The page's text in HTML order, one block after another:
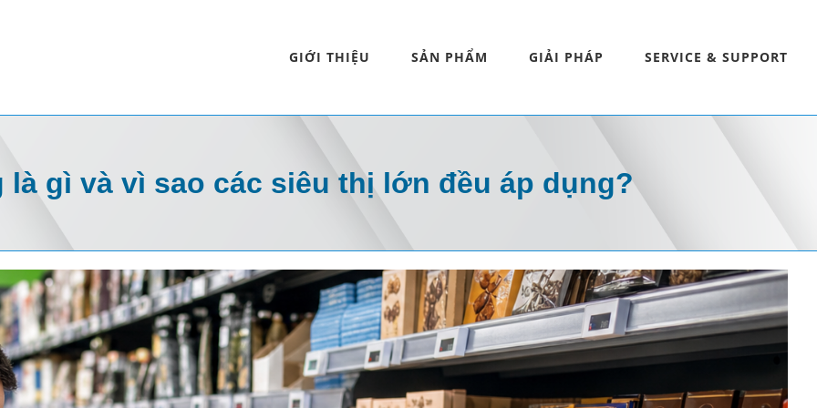
GIỚI THIỆU SẢN PHẨM GIẢI PHÁP SERVICE & SUPPORT
là gì và vì sao các siêu thị lớn đều áp dụng?